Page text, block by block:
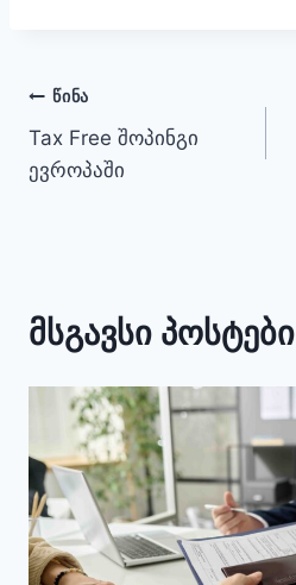
პოსტის
ნავიგაცია
ᲬᲘᲜᲐ
Tax Free შოპინგი
ევროპაში
მსგავსი პოსტები